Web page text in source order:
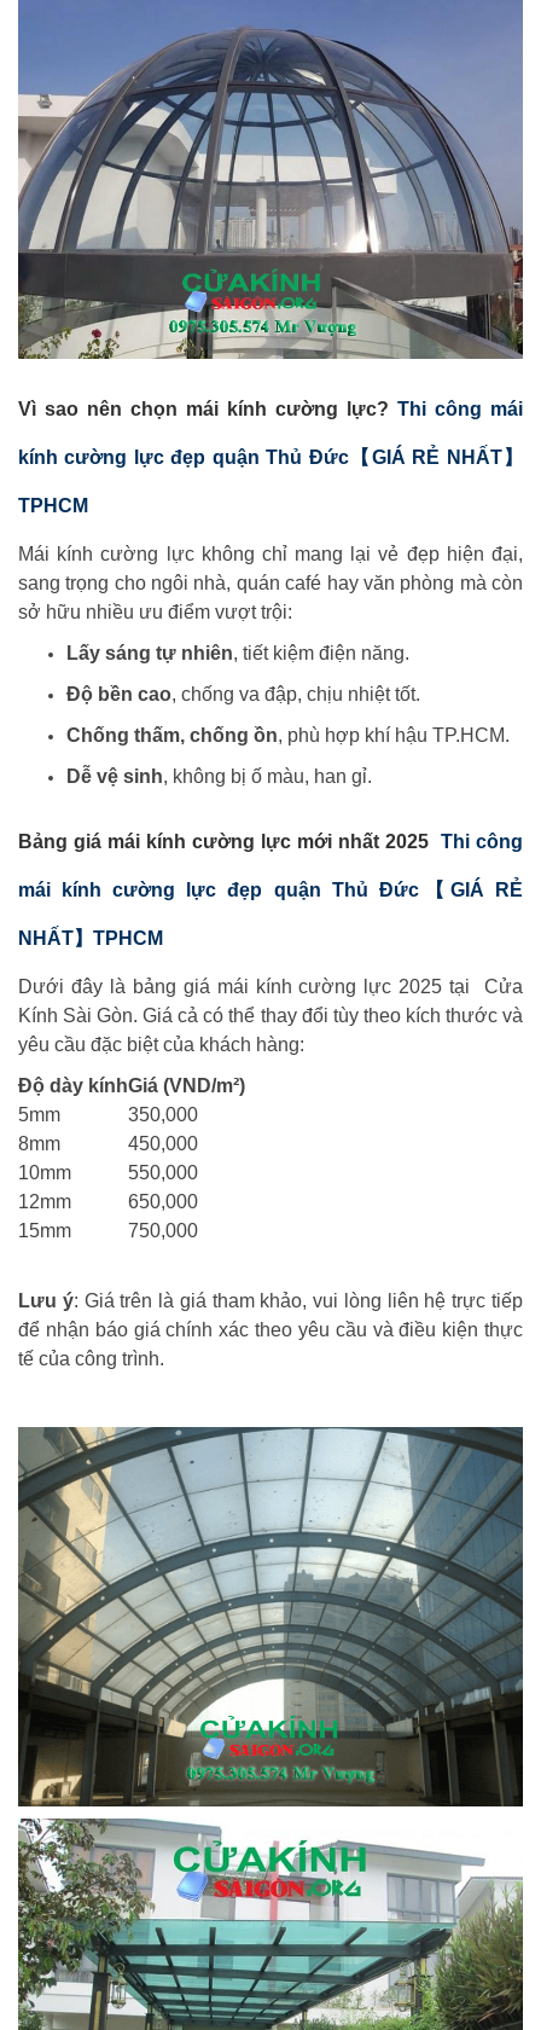
Vì sao nên chọn mái kính cường lực? Thi công mái
kính cường lực đẹp quận Thủ Đức【GIÁ RẺ NHẤT】
TPHCM
Mái kính cường lực không chỉ mang lại vẻ đẹp hiện đại,
sang trọng cho ngôi nhà, quán café hay văn phòng mà còn
sở hữu nhiều ưu điểm vượt trội:
Lấy sáng tự nhiên, tiết kiệm điện năng.
Độ bền cao, chống va đập, chịu nhiệt tốt.
Chống thấm, chống ồn, phù hợp khí hậu TP.HCM.
Dễ vệ sinh, không bị ố màu, han gỉ.
Bảng giá mái kính cường lực mới nhất 2025 Thi công
mái kính cường lực đẹp quận Thủ Đức【GIÁ RẺ
NHẤT】TPHCM
Dưới đây là bảng giá mái kính cường lực 2025 tại Cửa
Kính Sài Gòn. Giá cả có thể thay đổi tùy theo kích thước và
yêu cầu đặc biệt của khách hàng:
Độ dày kínhGiá (VND/m²)
5mm
350,000
8mm
450,000
10mm
550,000
12mm
650,000
15mm
750,000
Lưu ý: Giá trên là giá tham khảo, vui lòng liên hệ trực tiếp
để nhận báo giá chính xác theo yêu cầu và điều kiện thực
tế của công trình.